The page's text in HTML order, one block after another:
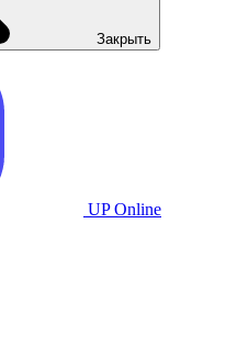
Закрыть
UP Online